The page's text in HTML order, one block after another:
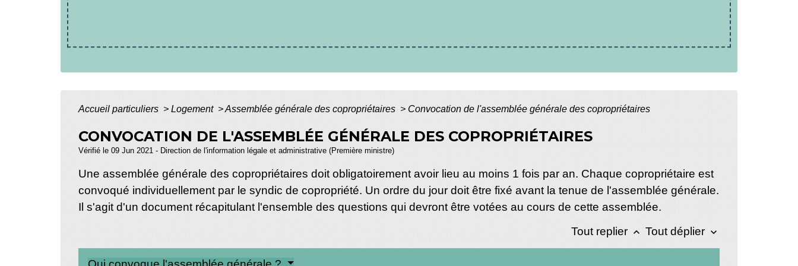
Accueil particuliers > Logement >Assemblée générale des copropriétaires > Convocation de l'assemblée générale des copropriétaires
CONVOCATION DE L'ASSEMBLÉE GÉNÉRALE DES COPROPRIÉTAIRES
Vérifié le 09 Jun 2021 - Direction de l'information légale et administrative (Première ministre)
Une assemblée générale des copropriétaires doit obligatoirement avoir lieu au moins 1 fois par an. Chaque copropriétaire est
convoqué individuellement par le syndic de copropriété. Un ordre du jour doit être fixé avant la tenue de l'assemblée générale.
Il s'agit d'un document récapitulant l'ensemble des questions qui devront être votées au cours de cette assemblée.
Tout replier keyboard_arrow_up Tout déplier keyboard_arrow_down